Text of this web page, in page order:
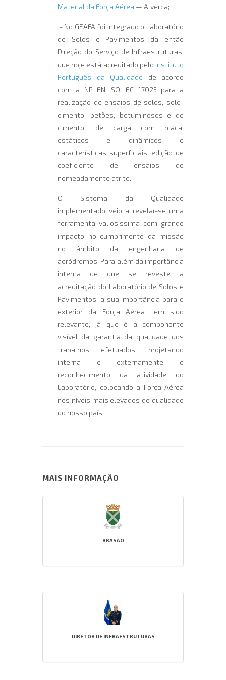
Material da Força Aérea — Alverca;
- No GEAFA foi integrado o Laboratório
de Solos e Pavimentos da então
Direção do Serviço de Infraestruturas,
que hoje está acreditado pelo Instituto
Português da Qualidade de acordo
com a NP EN ISO IEC 17025 para a
realização de ensaios de solos, solo-
cimento, betões, betuminosos e de
cimento, de carga com placa,
estáticos e dinâmicos e
características superficiais, edição de
coeficiente de ensaios de
nomeadamente atrito.
O Sistema da Qualidade
implementado veio a revelar-se uma
ferramenta valiosíssima com grande
impacto no cumprimento da missão
no âmbito da engenharia de
aeródromos. Para além da importância
interna de que se reveste a
acreditação do Laboratório de Solos e
Pavimentos, a sua importância para o
exterior da Força Aérea tem sido
relevante, já que é a componente
visível da garantia da qualidade dos
trabalhos efetuados, projetando
interna e externamente o
reconhecimento da atividade do
Laboratório, colocando a Força Aérea
nos níveis mais elevados de qualidade
do nosso país.
MAIS INFORMAÇÃO
BRASÃO
DIRETOR DE INFRAESTRUTURAS